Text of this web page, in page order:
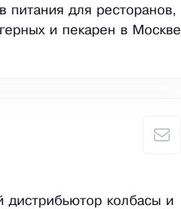
питания для ресторанов,
и пекарен в Москве
колбасы и